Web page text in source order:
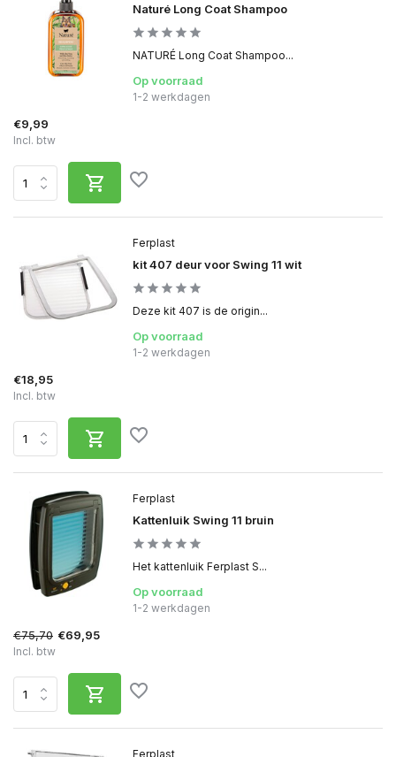
Ferplast
Ferplast
Kattenluik Swing 11 bruin
Het kattenluik Ferplast S...
Op voorraad
1-2 werkdagen
€75,70 €69,95
Incl. btw
Ferplast
kit 407 deur voor Swing 11 wit
Deze kit 407 is de origin...
Op voorraad
1-2 werkdagen
€18,95
Incl. btw
Naturé Long Coat Shampoo
NATURÉ Long Coat Shampoo...
Op voorraad
1-2 werkdagen
€9,99
Incl. btw